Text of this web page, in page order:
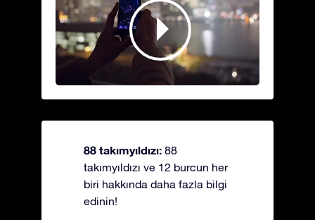
88 takımyıldızı: 88
takımyıldızı ve 12 burcun her
biri hakkında daha fazla bilgi
edinin!